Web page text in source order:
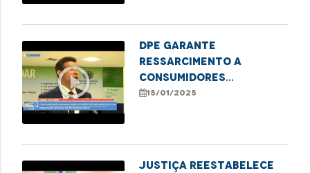
play_circle_outline
DPE garante
ressarcimento a
consumidores
maranhenses por
15/01/2025
Justiça reestabelece